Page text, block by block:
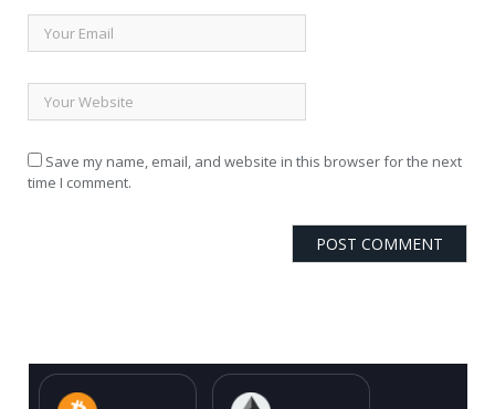
Save my name, email, and website in this browser for the next
time I comment.